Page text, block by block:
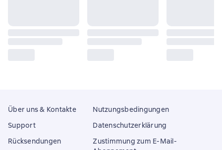
Über uns & Kontakte
Support
Rücksendungen
Nutzungsbedingungen
Datenschutzerklärung
Zustimmung zum E-Mail-